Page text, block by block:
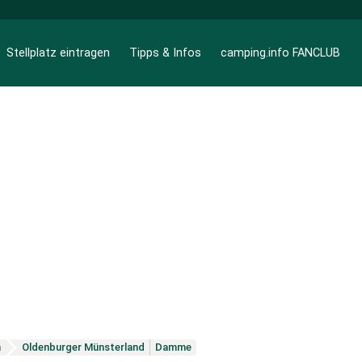
Stellplatz eintragen Tipps & Infos camping.info FANCLUB
Oldenburger Münsterland Damme